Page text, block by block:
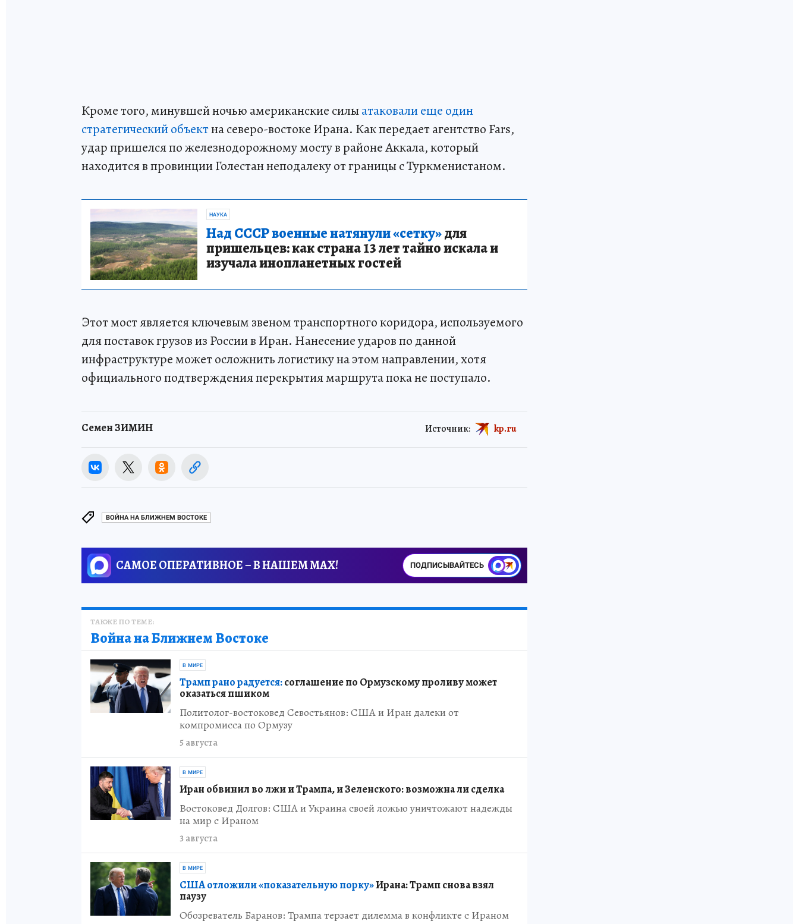
Кроме того, минувшей ночью американские силыатаковали еще один
стратегический объектна северо-востоке Ирана. Как передает агентство Fars,
удар пришелся по железнодорожному мосту в районе Аккала, который
находится в провинции Голестан неподалеку от границы с Туркменистаном.
НАУКА
Над СССР военные натянули «сетку»для
пришельцев: как страна 13 лет тайно искала и
изучала инопланетных гостей
Этот мост является ключевым звеном транспортного коридора, используемого
для поставок грузов из России в Иран. Нанесение ударов по данной
инфраструктуре может осложнить логистику на этом направлении, хотя
официального подтверждения перекрытия маршрута пока не поступало.
Семен ЗИМИН Источник: kp.ru
ВОЙНА НА БЛИЖНЕМ ВОСТОКЕ
САМОЕ ОПЕРАТИВНОЕ – В НАШЕМ MAX! ПОДПИСЫВАЙТЕСЬ
ТАКЖЕ ПО ТЕМЕ:
Война на Ближнем Востоке
В МИРЕ
Трамп рано радуется:соглашение по Ормузскому проливу может
оказаться пшиком
Политолог-востоковед Севостьянов: США и Иран далеки от
компромисса по Ормузу
5 августа
В МИРЕ
Иран обвинил во лжи и Трампа, и Зеленского: возможна ли сделка
Востоковед Долгов: США и Украина своей ложью уничтожают надежды
на мир с Ираном
3 августа
В МИРЕ
США отложили «показательную порку»Ирана: Трамп снова взял
паузу
Обозреватель Баранов: Трампа терзает дилемма в конфликте с Ираном